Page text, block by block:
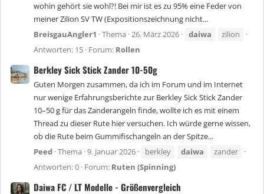
wohin gehört sie wohl?! Bei mir ist es zu 95% eine Feder von
meiner Zilion SV TW (Expositionszeichnung nicht...
BreisgauAngler1 Thema 26. März 2026 daiwa
zilion
Antworten: 15 Forum: Rollen
Berkley Sick Stick Zander 10-50g
Guten Morgen zusammen, da ich im Forum und im Internet
nur wenige Erfahrungsberichte zur Berkley Sick Stick Zander
10–50 g für das Zanderangeln finde, wollte ich es mit einem
Thread zu dieser Rute hier versuchen. Ich würde gerne wissen,
ob die Rute beim Gummifischangeln an der Spitze...
Peed Thema 9. Januar 2026 berkley daiwa
zander
Antworten: 0 Forum: Ruten (Spinning)
Daiwa FC / LT Modelle - Größenvergleich